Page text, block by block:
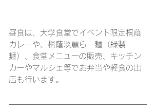
昼食は、 大学食堂でイベント限定桐蔭
カレーや、 桐蔭淡麗らー麺（緑製
麺）、 食堂メニューの販売、キッチン
カーやマルシェ等でお弁当や軽食の出
店も行います。